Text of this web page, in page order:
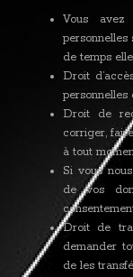
Vous
de temps
Droit
personnelles
Droit de
corriger,
à tout
Si vous
de vos
Droit de
demander
de les